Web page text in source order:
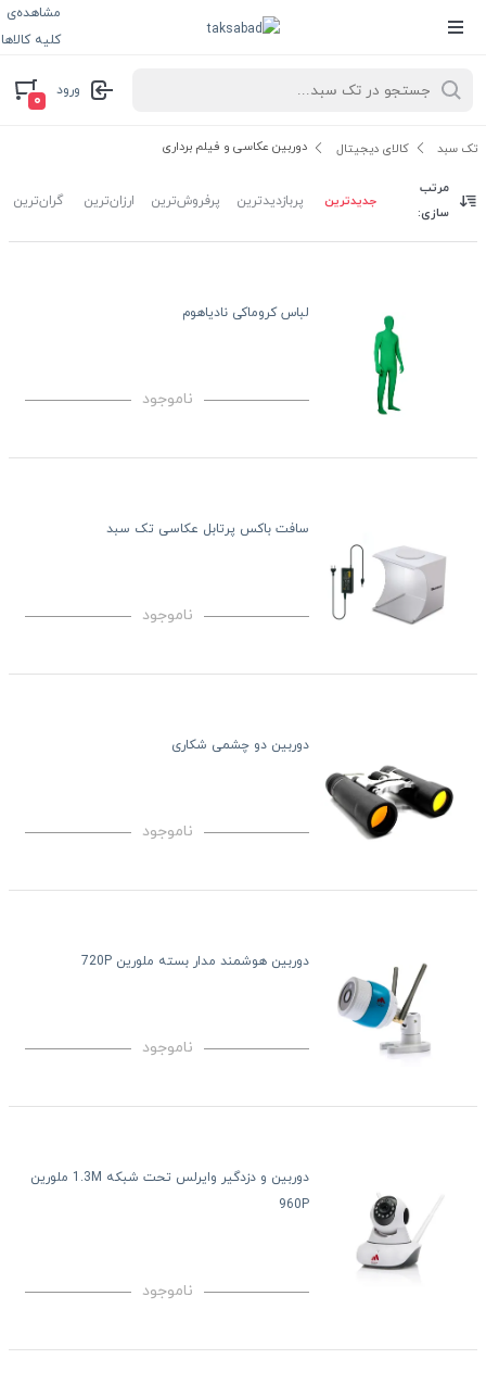
مشاهده‌ی
کلیه کالاها
ورود
۰
تک سبد کالای دیجیتال دوربین عکاسی و فیلم برداری
مرتب
سازی:
جدیدترین پربازدیدترین پرفروش‌ترین ارزان‌ترین گران‌ترین
لباس کروماکی نادیاهوم
ناموجود
سافت باکس پرتابل عکاسی تک سبد
ناموجود
دوربین دو چشمی شکاری
ناموجود
دوربین هوشمند مدار بسته ملورین 720P
ناموجود
دوربین و دزدگیر وایرلس تحت شبکه 1.3M ملورین
960P
ناموجود